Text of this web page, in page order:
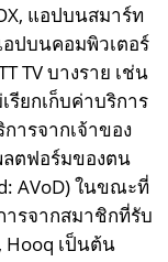
แอปบนสมาร์ท
ปบนคอมพิวเตอร์
TV บางราย เช่น
รียกเก็บค่าบริการ
ารจากเจ้าของ
ตฟอร์มของตน
AVoD) ในขณะที่
ารจากสมาชิกที่รับ
Hooq เป็นต้น